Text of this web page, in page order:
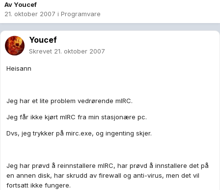
AvYoucef
21. oktober 2007 i Programvare
Youcef
Skrevet 21. oktober 2007
Heisann
Jeg har et lite problem vedrørende mIRC.
Jeg får ikke kjørt mIRC fra min stasjonære pc.
Dvs, jeg trykker på mirc.exe, og ingenting skjer.
Jeg har prøvd å reinnstallere mIRC, har prøvd å innstallere det på
en annen disk, har skrudd av firewall og anti-virus, men det vil
fortsatt ikke fungere.